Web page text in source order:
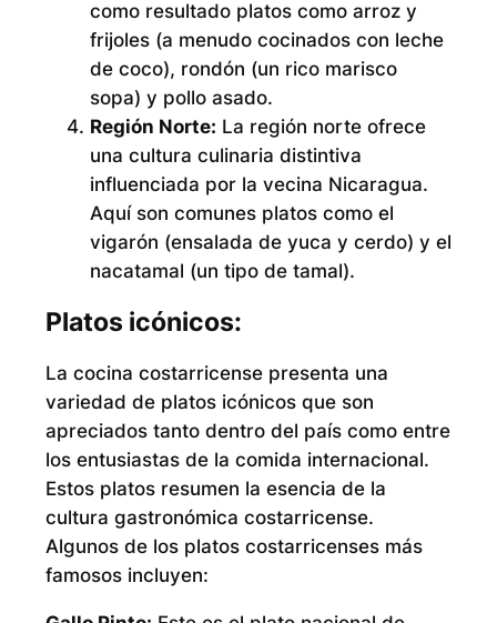
como resultado platos como arroz y
frijoles (a menudo cocinados con leche
de coco), rondón (un rico marisco
sopa) y pollo asado.
Región Norte: La región norte ofrece
una cultura culinaria distintiva
influenciada por la vecina Nicaragua.
Aquí son comunes platos como el
vigarón (ensalada de yuca y cerdo) y el
nacatamal (un tipo de tamal).
Platos icónicos:
La cocina costarricense presenta una
variedad de platos icónicos que son
apreciados tanto dentro del país como entre
los entusiastas de la comida internacional.
Estos platos resumen la esencia de la
cultura gastronómica costarricense.
Algunos de los platos costarricenses más
famosos incluyen: